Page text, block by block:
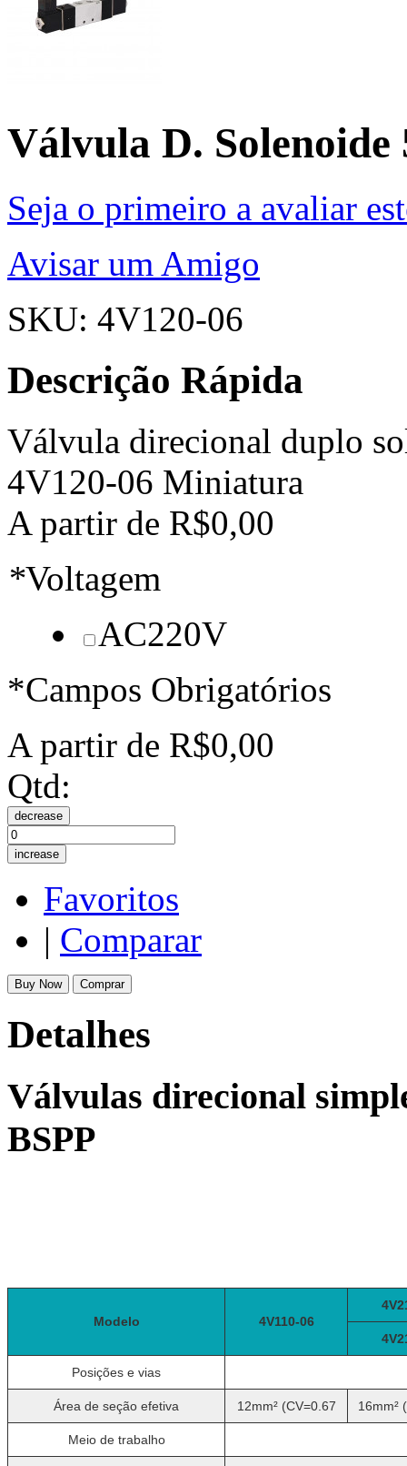
Válvula D.
Seja o primeiro a avaliar
Avisar um Amigo
SKU: 4V120-06
Descrição Rápida
Válvula direcional duplo
4V120-06 Miniatura
A partir de R$0,00
*Voltagem
AC220V
*Campos Obrigatórios
A partir de R$0,00
Qtd:
decrease
increase
Favoritos
| Comparar
Buy Now Comprar
Detalhes
Válvulas direcional
BSPP
Modelo 4V110-06
Posições e vias
Área de seção efetiva 12mm² (CV=0.67 16mm²
Meio de trabalho